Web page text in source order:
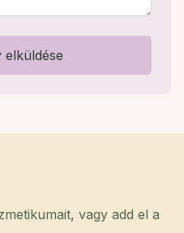
elküldése
vagy add el a